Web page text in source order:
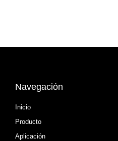
Navegación
Inicio
Producto
Aplicación